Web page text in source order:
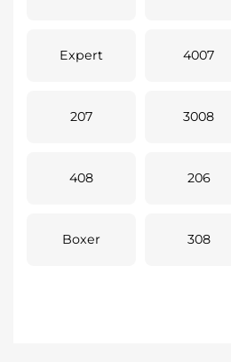
Expert 4007
207 3008
408 206
Boxer 308